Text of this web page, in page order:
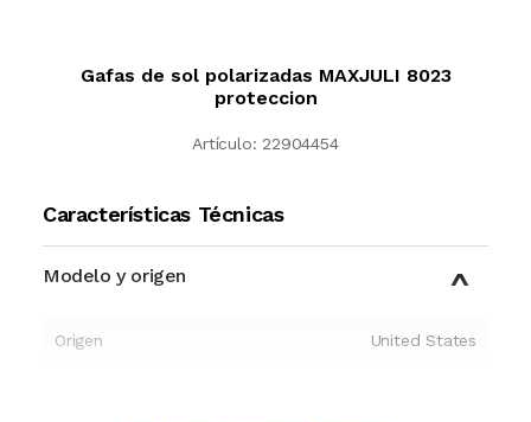
Gafas de sol polarizadas MAXJULI 8023
proteccion
Artículo: 22904454
Características Técnicas
Modelo y origen
Origen United States